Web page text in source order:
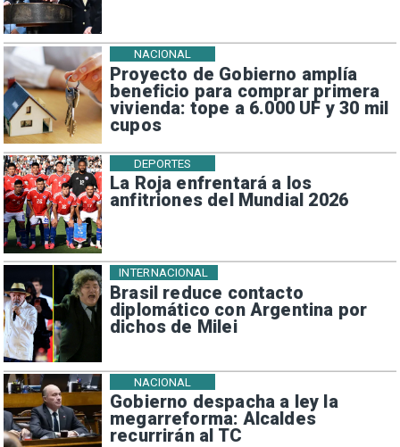
Proyecto de Gobierno amplía
beneficio para comprar primera
vivienda: tope a 6.000 UF y 30 mil
cupos
NACIONAL
La Roja enfrentará a los
anfitriones del Mundial 2026
DEPORTES
Brasil reduce contacto
diplomático con Argentina por
dichos de Milei
INTERNACIONAL
Gobierno despacha a ley la
megarreforma: Alcaldes
recurrirán al TC
NACIONAL